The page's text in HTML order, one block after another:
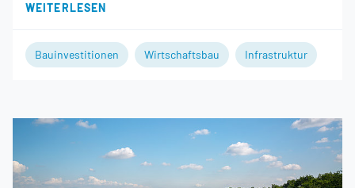
WEITERLESEN
Bauinvestitionen Wirtschaftsbau Infrastruktur